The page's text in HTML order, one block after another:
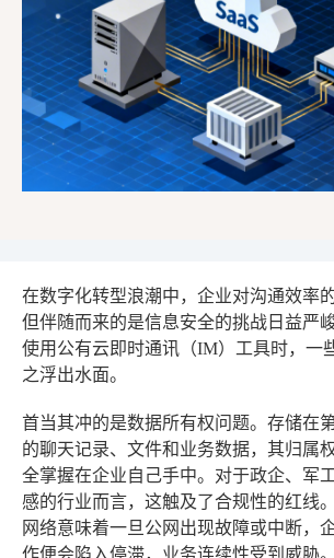
在数字化转型浪潮中，企业对沟通效率
但伴随而来的是信息安全的挑战日益严
使用公有云即时通讯（IM）工具时，一
之浮出水面。
首当其冲的是数据所有权问题。存储在
的聊天记录、文件和业务数据，其归属
全掌握在企业自己手中。对于政企、军
感的行业而言，这触及了合规性的红线
网络意味着一旦公网出现故障或中断，
作便会陷入停滞，业务连续性受到威胁。